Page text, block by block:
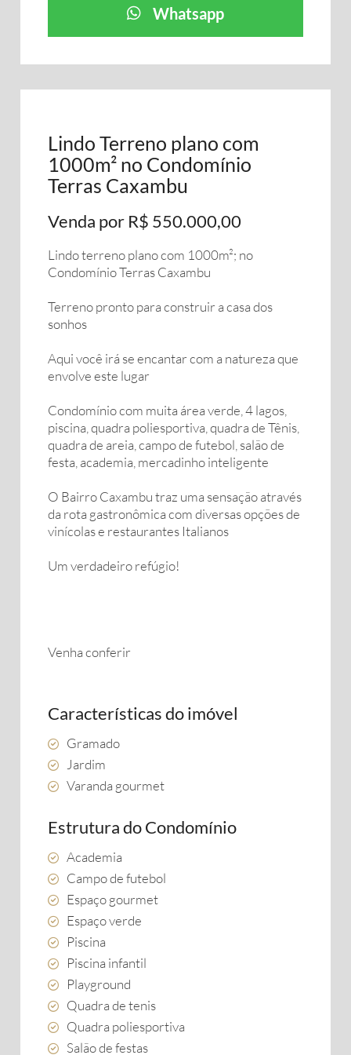
Whatsapp
Lindo Terreno plano com
1000m² no Condomínio
Terras Caxambu
Venda por R$ 550.000,00
Lindo terreno plano com 1000m²; no
Condomínio Terras Caxambu
Terreno pronto para construir a casa dos
sonhos
Aqui você irá se encantar com a natureza que
envolve este lugar
Condomínio com muita área verde, 4 lagos,
piscina, quadra poliesportiva, quadra de Tênis,
quadra de areia, campo de futebol, salão de
festa, academia, mercadinho inteligente
O Bairro Caxambu traz uma sensação através
da rota gastronômica com diversas opções de
vinícolas e restaurantes Italianos
Um verdadeiro refúgio!
Venha conferir
Características do imóvel
Gramado
Jardim
Varanda gourmet
Estrutura do Condomínio
Academia
Campo de futebol
Espaço gourmet
Espaço verde
Piscina
Piscina infantil
Playground
Quadra de tenis
Quadra poliesportiva
Salão de festas